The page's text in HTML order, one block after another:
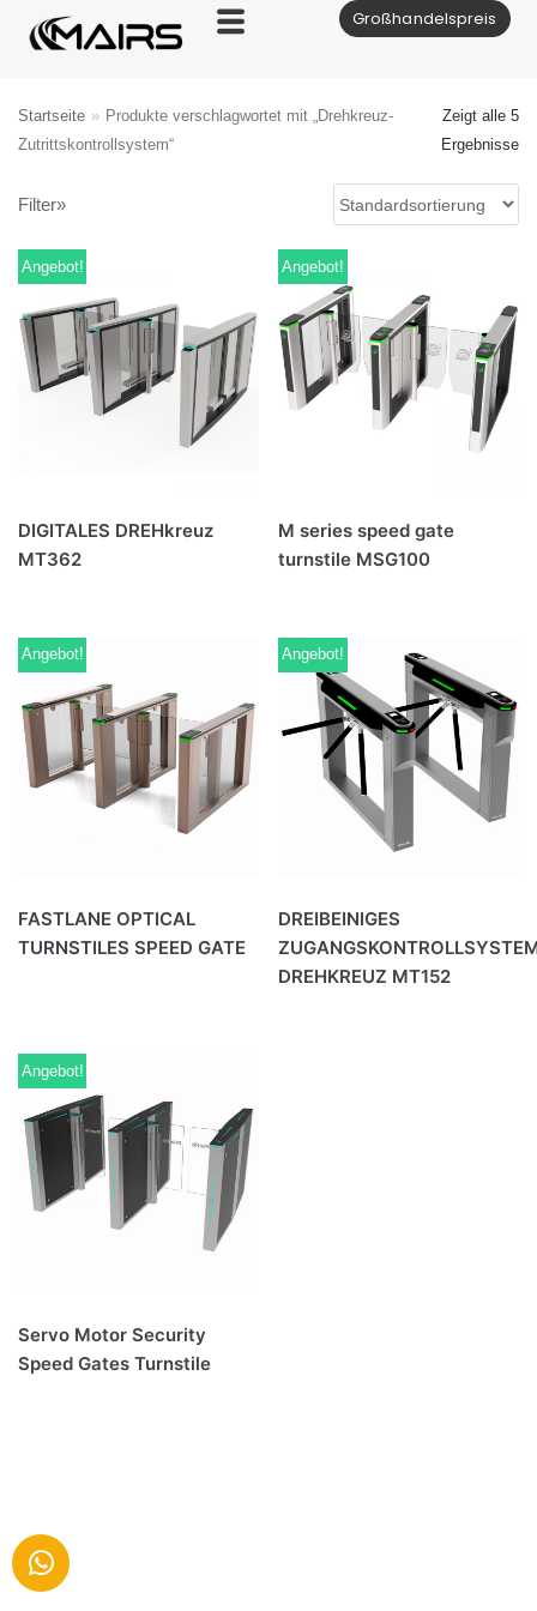
Zum
Inhalt
Großhandelspreis
Startseite » Produkte verschlagwortet mit „Drehkreuz-
Zutrittskontrollsystem“
Zeigt alle 5
Ergebnisse
Filter»
Angebot!
DIGITALES DREHkreuz
MT362
Angebot!
M series speed gate
turnstile MSG100
Angebot!
FASTLANE OPTICAL
TURNSTILES SPEED GATE
Angebot!
DREIBEINIGES
DREHKREUZ MT152
Angebot!
Servo Motor Security
Speed Gates Turnstile